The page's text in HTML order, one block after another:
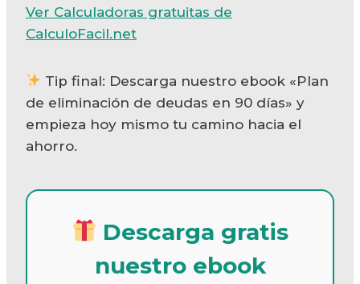
Ver Calculadoras gratuitas de
CalculoFacil.net
Tip final: Descarga nuestro ebook «Plan
de eliminación de deudas en 90 días» y
empieza hoy mismo tu camino hacia el
ahorro.
Descarga gratis
nuestro ebook